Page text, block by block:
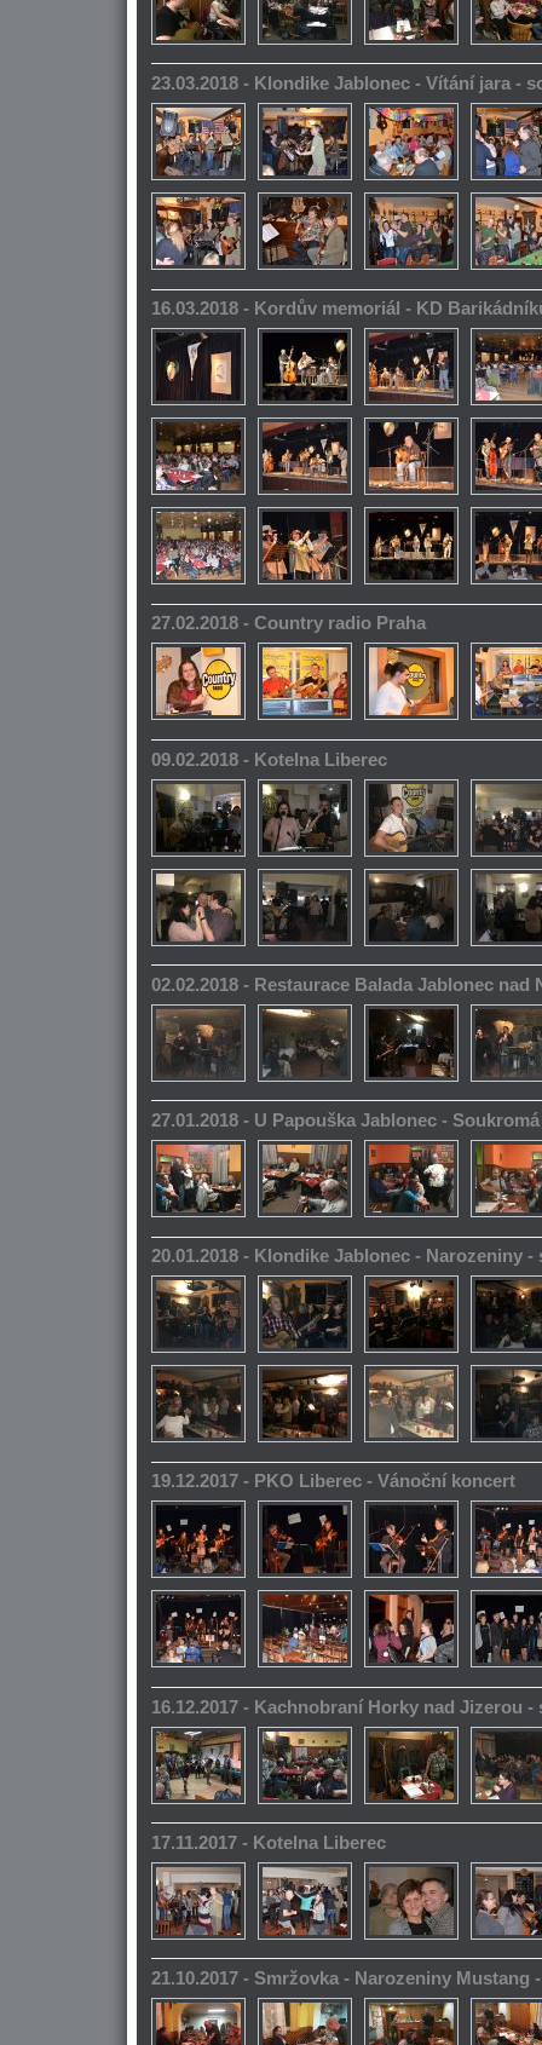
23.03.2018 - Klondike Jablonec - Vítání jara -
16.03.2018 - Kordův memoriál - KD
27.02.2018 - Country radio Praha
09.02.2018 - Kotelna Liberec
02.02.2018 - Restaurace Balada Jablonec nad
27.01.2018 - U Papouška Jablonec -
20.01.2018 - Klondike Jablonec - Narozeniny -
19.12.2017 - PKO Liberec - Vánoční koncert
16.12.2017 - Kachnobraní Horky nad Jizerou -
17.11.2017 - Kotelna Liberec
21.10.2017 - Smržovka - Narozeniny Mustang